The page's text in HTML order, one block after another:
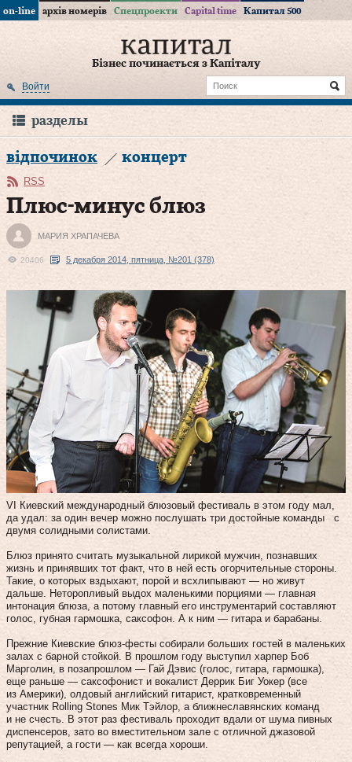
on-line архів номерів Спецпроекти Capital time Капитал 500
Бізнес починається з Капіталу
Войти
разделы
відпочинок концерт
RSS
Плюс-минус блюз
МАРИЯ ХРАПАЧЕВА
20406 5 декабря 2014, пятница, №201 (378)
VI Киевский международный блюзовый фестиваль в этом году мал,
да удал: за один вечер можно послушать три достойные команды с
двумя солидными солистами.
Блюз принято считать музыкальной лирикой мужчин, познавших
жизнь и принявших тот факт, что в ней есть огорчительные стороны.
Такие, о которых вздыхают, порой и всхлипывают — но живут
дальше. Неторопливый выдох маленькими порциями — главная
интонация блюза, а потому главный его инструментарий составляют
голос, губная гармошка, саксофон. А к ним — гитара и барабаны.
Прежние Киевские блюз-фесты собирали больших гостей в маленьких
залах с барной стойкой. В прошлом году выступил харпер Боб
Марголин, в позапрошлом — Гай Дэвис (голос, гитара, гармошка),
еще раньше — саксофонист и вокалист Деррик Биг Уокер (все
из Америки), олдовый английский гитарист, кратковременный
участник Rolling Stones Мик Тэйлор, а ближнеславянских команд
и не счесть. В этот раз фестиваль проходит вдали от шума пивных
диспенсеров, зато во вместительном зале с отличной джазовой
репутацией, а гости — как всегда хороши.